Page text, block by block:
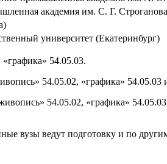
академия им. С. Г. Строганова
университет (Екатеринбург)
54.05.03.
54.05.02, «графика» 54.05.03
54.05.02, «графика»
вузы ведут подготовку и по